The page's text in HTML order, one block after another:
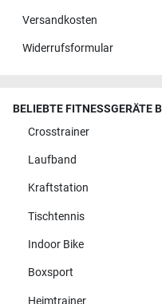
Versandkosten
Widerrufsformular
BELIEBTE FITNESSGERÄTE
Crosstrainer
Laufband
Kraftstation
Tischtennis
Indoor Bike
Boxsport
Heimtrainer